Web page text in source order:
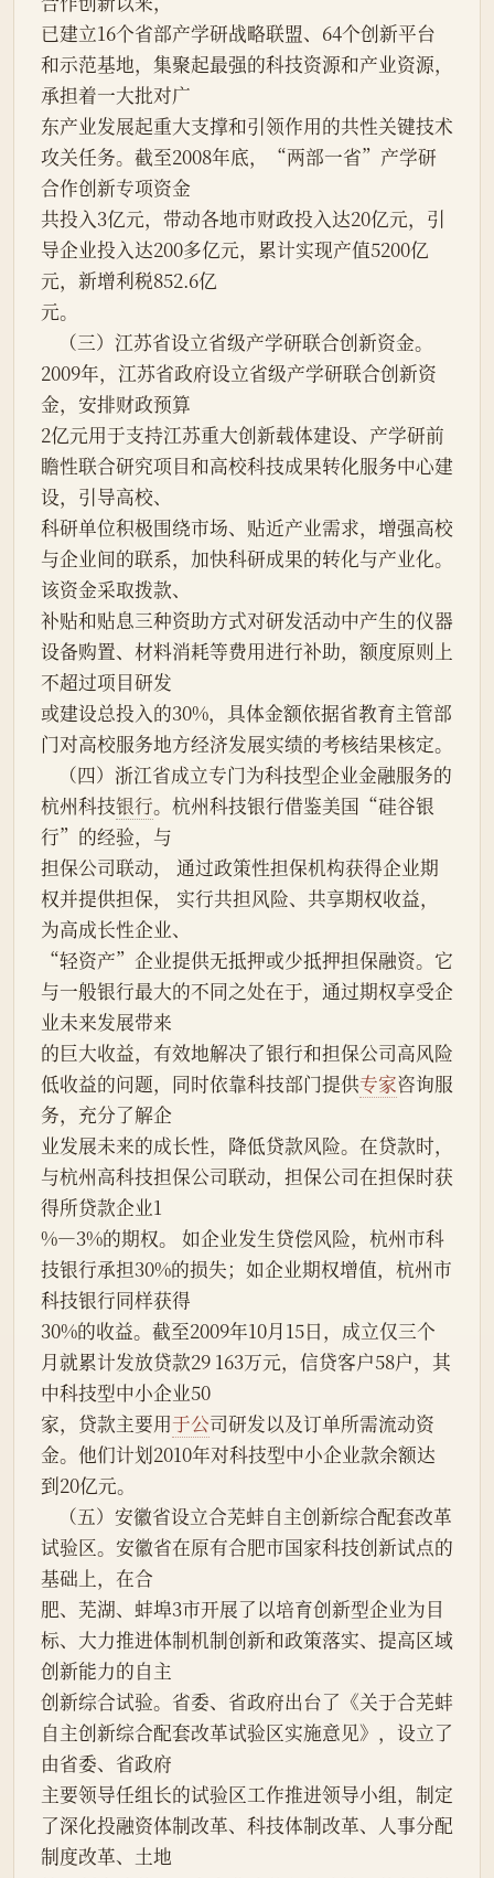
已建立16个省部产学研战略联盟、64个创新平台
和示范基地，集聚起最强的科技资源和产业资源，
承担着一大批对广
东产业发展起重大支撑和引领作用的共性关键技术
攻关任务。截至2008年底，“两部一省”产学研
合作创新专项资金
共投入3亿元，带动各地市财政投入达20亿元，引
导企业投入达200多亿元，累计实现产值5200亿
元，新增利税852.6亿
元。
2009年，江苏省政府设立省级产学研联合创新资
金，安排财政预算
2亿元用于支持江苏重大创新载体建设、产学研前
瞻性联合研究项目和高校科技成果转化服务中心建
设，引导高校、
科研单位积极围绕市场、贴近产业需求，增强高校
与企业间的联系，加快科研成果的转化与产业化。
该资金采取拨款、
补贴和贴息三种资助方式对研发活动中产生的仪器
设备购置、材料消耗等费用进行补助，额度原则上
不超过项目研发
或建设总投入的30%，具体金额依据省教育主管部
门对高校服务地方经济发展实绩的考核结果核定。
杭州科技银行。杭州科技银行借鉴美国“硅谷银
行”的经验，与
担保公司联动， 通过政策性担保机构获得企业期
权并提供担保， 实行共担风险、共享期权收益，
为高成长性企业、
“轻资产”企业提供无抵押或少抵押担保融资。它
与一般银行最大的不同之处在于，通过期权享受企
业未来发展带来
的巨大收益，有效地解决了银行和担保公司高风险
低收益的问题，同时依靠科技部门提供专家咨询服
务，充分了解企
业发展未来的成长性，降低贷款风险。在贷款时，
与杭州高科技担保公司联动，担保公司在担保时获
得所贷款企业1
%—3%的期权。 如企业发生贷偿风险，杭州市科
技银行承担30%的损失；如企业期权增值，杭州市
科技银行同样获得
30%的收益。截至2009年10月15日，成立仅三个
月就累计发放贷款29 163万元，信贷客户58户，其
中科技型中小企业50
家，贷款主要用于公司研发以及订单所需流动资
金。他们计划2010年对科技型中小企业款余额达
到20亿元。
试验区。安徽省在原有合肥市国家科技创新试点的
基础上，在合
肥、芜湖、蚌埠3市开展了以培育创新型企业为目
标、大力推进体制机制创新和政策落实、提高区域
创新能力的自主
创新综合试验。省委、省政府出台了《关于合芜蚌
自主创新综合配套改革试验区实施意见》，设立了
由省委、省政府
主要领导任组长的试验区工作推进领导小组，制定
了深化投融资体制改革、科技体制改革、人事分配
制度改革、土地